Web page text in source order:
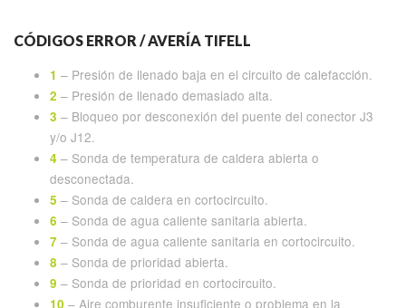
CÓDIGOS ERROR / AVERÍA TIFELL
1 – Presión de llenado baja en el circuito de calefacción.
2 – Presión de llenado demasiado alta.
3 – Bloqueo por desconexión del puente del conector J3
y/o J12.
4 – Sonda de temperatura de caldera abierta o
desconectada.
5 – Sonda de caldera en cortocircuito.
6 – Sonda de agua caliente sanitaria abierta.
7 – Sonda de agua caliente sanitaria en cortocircuito.
8 – Sonda de prioridad abierta.
9 – Sonda de prioridad en cortocircuito.
10 – Aire comburente insuficiente o problema en la